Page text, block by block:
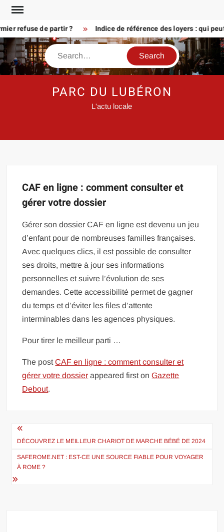
Skip
contentrefuse de partir ? Indice de référence des loyers : qui
Search
PARC DU LUBÉRON
L'actu locale
CAF en ligne : comment consulter et
gérer votre dossier
Gérer son dossier CAF en ligne est devenu un jeu
d’enfant pour de nombreuses familles françaises.
Avec quelques clics, il est possible de consulter
ses droits, mettre à jour ses informations
personnelles et suivre l’évolution de ses
demandes. Cette accessibilité permet de gagner
du temps et d’éviter les files d’attente
interminables dans les agences physiques.
Pour tirer le meilleur parti …
The postCAF en ligne : comment consulter et
gérer votre dossier appeared first onGazette
Debout.
Navigation
de
l’article
DÉCOUVREZ LE MEILLEUR CHARIOT DE MARCHE BÉBÉ DE 2024
SAFEROME.NET : EST-CE UNE SOURCE FIABLE POUR VOYAGER
À ROME ?